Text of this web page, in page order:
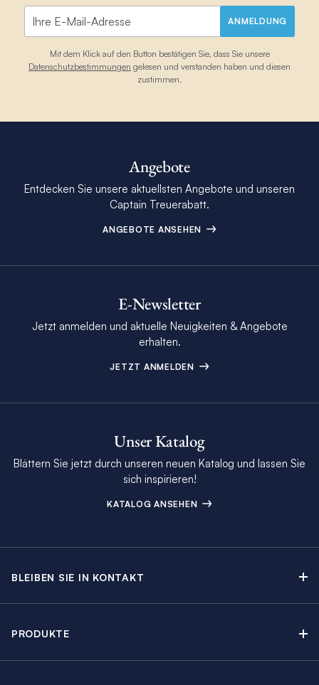
ANMELDUNG
Mit dem Klick auf den Button bestätigen Sie, dass Sie unsere
Datenschutzbestimmungen gelesen und verstanden haben und diesen
zustimmen.
Angebote
Entdecken Sie unsere aktuellsten Angebote und unseren
Captain Treuerabatt.
ANGEBOTE ANSEHEN
E-Newsletter
Jetzt anmelden und aktuelle Neuigkeiten & Angebote
erhalten.
JETZT ANMELDEN
Unser Katalog
Blättern Sie jetzt durch unseren neuen Katalog und lassen Sie
sich inspirieren!
KATALOG ANSEHEN
BLEIBEN SIE IN KONTAKT
PRODUKTE